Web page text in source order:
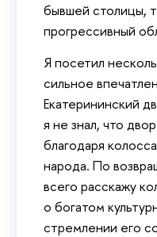
бывшей столицы,
прогрессивный
Я посетил
сильное
Екатерининский
я не знал, что
благодаря
народа. По
всего расскажу
о богатом
стремлении его